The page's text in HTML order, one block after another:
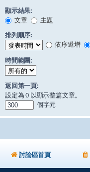
顯示結果:
文章
主題
排列順序:
依序遞增
時間範圍:
返回第一頁:
設定為 0 以顯示整篇文章。
個字元
討論區首頁